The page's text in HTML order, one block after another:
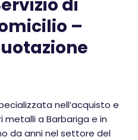
di
–
nell’acquisto e
a Barbariga e in
da anni nel settore del